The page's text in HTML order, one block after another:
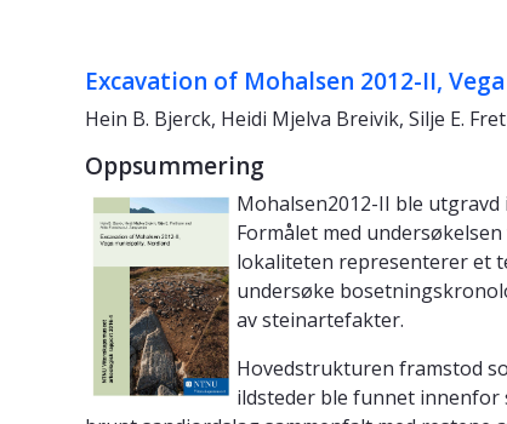
Excavation of Mohalsen 2012-II,
Hein B. Bjerck, Heidi Mjelva Breivik, Silje E.
Oppsummering
Mohalsen2012-II ble
Formålet med
lokaliteten representerer et
undersøke
av steinartefakter.
Hovedstrukturen framstod
ildsteder ble funnet